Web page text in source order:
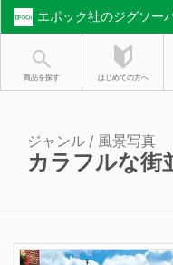
エポック社のジグソー
商品を探す はじめての方へ
ジャンル / 風景写真
カラフルな街